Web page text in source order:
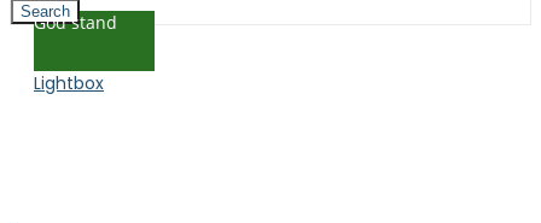
Search
God stand
Lightbox